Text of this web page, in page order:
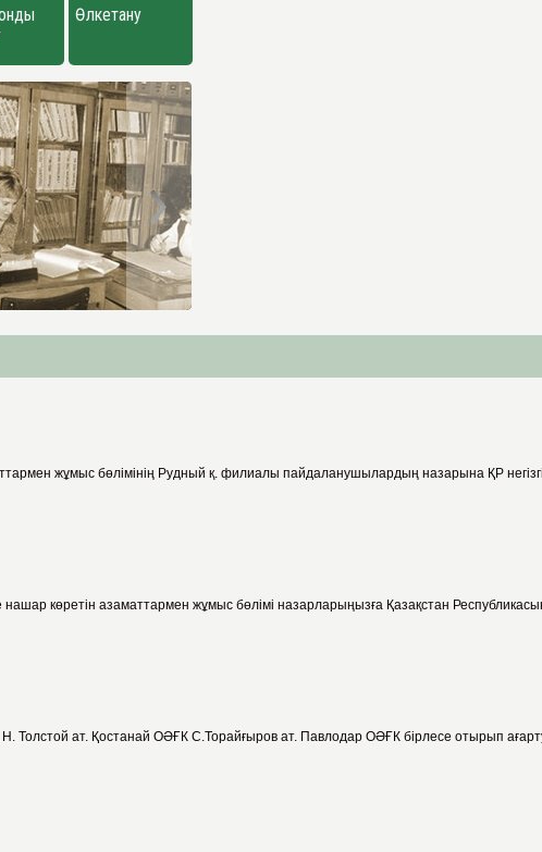
Өлкетану
жұмыс бөлімінің Рудный қ. филиалы пайдаланушылардың назарына ҚР
көретін азаматтармен жұмыс бөлімі назарларыңызға Қазақстан
Толстой ат. Қостанай ОӘҒК С.Торайғыров ат. Павлодар ОӘҒК бірлесе отырып